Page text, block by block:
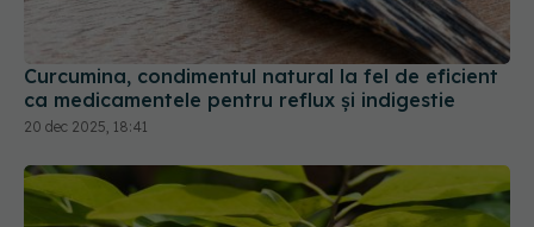
Curcumina, condimentul natural la fel de eficient
ca medicamentele pentru reflux și indigestie
20 dec 2025, 18:41